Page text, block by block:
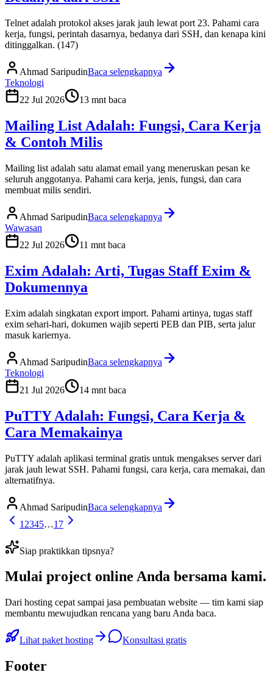
Telnet adalah protokol akses jarak jauh lewat port 23. Pahami cara
kerja, fungsi, perintah dasarnya, bedanya dari SSH, dan kenapa kini
ditinggalkan. (147)
Ahmad SaripudinBaca selengkapnya
Teknologi
22 Jul 2026
13 mnt baca
Mailing List Adalah: Fungsi, Cara Kerja
& Contoh Milis
Mailing list adalah satu alamat email yang meneruskan pesan ke
seluruh anggotanya. Pahami cara kerja, jenis, fungsi, dan cara
membuat milis sendiri.
Ahmad SaripudinBaca selengkapnya
Wawasan
22 Jul 2026
11 mnt baca
Exim Adalah: Arti, Tugas Staff Exim &
Dokumennya
Exim adalah singkatan export import. Pahami artinya, tugas staff
exim sehari-hari, dokumen wajib seperti PEB dan PIB, serta jalur
masuk kariernya.
Ahmad SaripudinBaca selengkapnya
Teknologi
21 Jul 2026
14 mnt baca
PuTTY Adalah: Fungsi, Cara Kerja &
Cara Memakainya
PuTTY adalah aplikasi terminal gratis untuk mengakses server dari
jarak jauh lewat SSH. Pahami fungsi, cara kerja, cara memakai, dan
alternatifnya.
Ahmad SaripudinBaca selengkapnya
1 2345…17
Siap praktikkan tipsnya?
Mulai project online Anda bersama kami.
Dari hosting cepat sampai jasa pembuatan website — tim kami siap
membantu mewujudkan rencana yang baru Anda baca.
Lihat paket hosting Konsultasi gratis
Footer